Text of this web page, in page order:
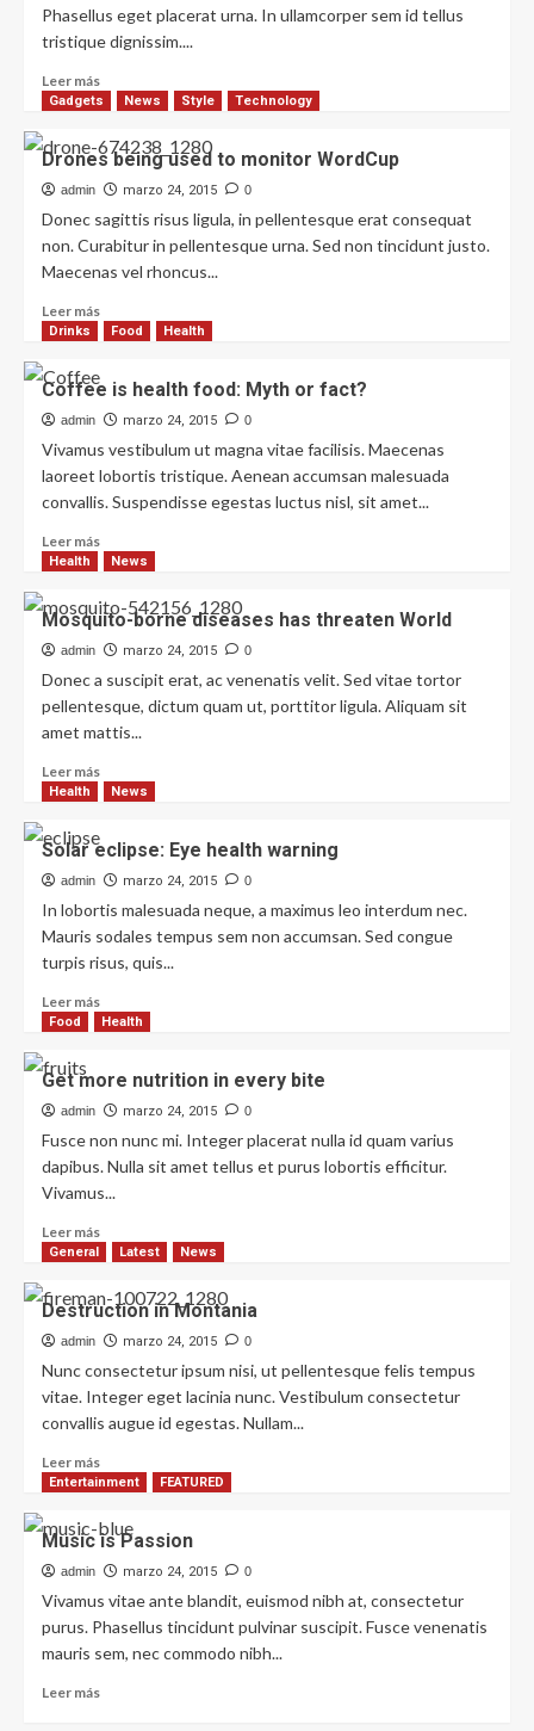
Phasellus eget placerat urna. In ullamcorper sem id tellus
tristique dignissim....
Leer más
Gadgets News Style Technology
Drones being used to monitor WordCup
admin marzo 24, 2015 0
Donec sagittis risus ligula, in pellentesque erat consequat
non. Curabitur in pellentesque urna. Sed non tincidunt justo.
Maecenas vel rhoncus...
Leer más
Drinks Food Health
Coffee is health food: Myth or fact?
admin marzo 24, 2015 0
Vivamus vestibulum ut magna vitae facilisis. Maecenas
laoreet lobortis tristique. Aenean accumsan malesuada
convallis. Suspendisse egestas luctus nisl, sit amet...
Leer más
Health News
Mosquito-borne diseases has threaten World
admin marzo 24, 2015 0
Donec a suscipit erat, ac venenatis velit. Sed vitae tortor
pellentesque, dictum quam ut, porttitor ligula. Aliquam sit
amet mattis...
Leer más
Health News
Solar eclipse: Eye health warning
admin marzo 24, 2015 0
In lobortis malesuada neque, a maximus leo interdum nec.
Mauris sodales tempus sem non accumsan. Sed congue
turpis risus, quis...
Leer más
Food Health
Get more nutrition in every bite
admin marzo 24, 2015 0
Fusce non nunc mi. Integer placerat nulla id quam varius
dapibus. Nulla sit amet tellus et purus lobortis efficitur.
Vivamus...
Leer más
General Latest News
Destruction in Montania
admin marzo 24, 2015 0
Nunc consectetur ipsum nisi, ut pellentesque felis tempus
vitae. Integer eget lacinia nunc. Vestibulum consectetur
convallis augue id egestas. Nullam...
Leer más
Entertainment FEATURED
Music is Passion
admin marzo 24, 2015 0
Vivamus vitae ante blandit, euismod nibh at, consectetur
purus. Phasellus tincidunt pulvinar suscipit. Fusce venenatis
mauris sem, nec commodo nibh...
Leer más